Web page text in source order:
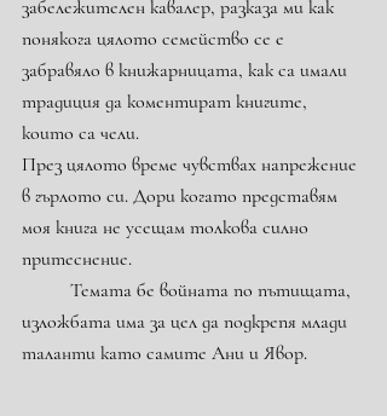
забележителен кавалер, разказа ми как
понякога цялото семейство се е
забравяло в книжарницата, как са имали
традиция да коментират книгите,
които са чели.
През цялото време чувствах напрежение
в гърлото си. Дори когато представям
моя книга не усещам толкова силно
притеснение.
изложбата има за цел да подкрепя млади
таланти като самите Ани и Явор.